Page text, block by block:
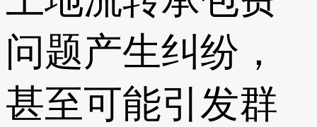
问题产生纠纷，
甚至可能引发群